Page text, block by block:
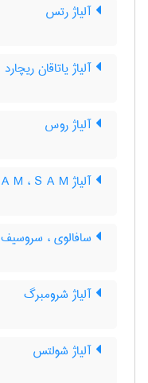
آلیاژ رتس
آلیاژ یاتاقان ریچارد
آلیاژ روس
آلیاژ S A M ، S A M آلیاژ
سافالوی ، سروسیف
آلیاژ شرومبرگ
آلیاژ شولتس